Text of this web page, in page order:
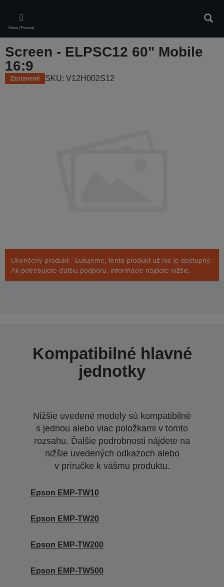
main
content
Menu (Ponuka)
Screen - ELPSC12 60" Mobile
16:9
Zastavené SKU: V12H002S12
Ukončený produkt - Ľutujeme, tento produkt už nie je dostupný.
Ak potrebujete ďalšiu podporu, informácie nájdete nižšie.
Kompatibilné hlavné
jednotky
Nižšie uvedené modely sú kompatibilné
s jednou alebo viac položkami v tomto
rozsahu. Ďalšie podrobnosti nájdete na
nižšie uvedených odkazoch alebo
v príručke k vášmu produktu.
Epson EMP-TW10
Epson EMP-TW20
Epson EMP-TW200
Epson EMP-TW500